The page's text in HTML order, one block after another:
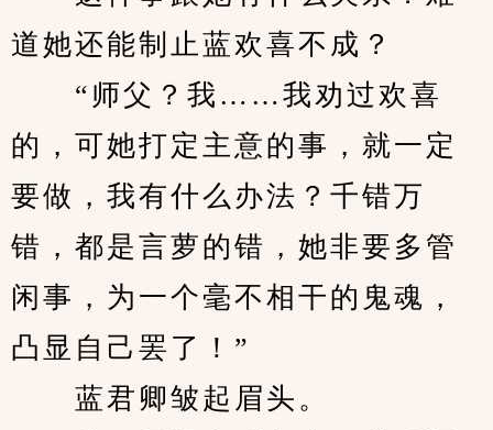
道她还能制止蓝欢喜不成？
“师父？我……我劝过欢喜
的，可她打定主意的事，就一定
要做，我有什么办法？千错万
错，都是言萝的错，她非要多管
闲事，为一个毫不相干的鬼魂，
凸显自己罢了！”
蓝君卿皱起眉头。